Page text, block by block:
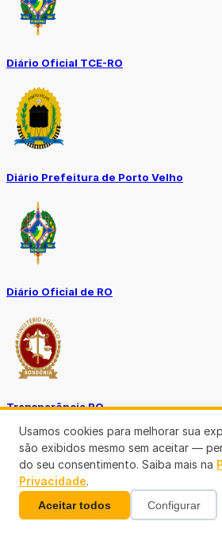
Diário Oficial TCE-RO
Diário Prefeitura de Porto Velho
Diário Oficial de RO
Transparência RO
Tô no Controle TCE-RO
Usamos cookies para melhorar sua
são exibidos mesmo sem aceitar —
do seu consentimento. Saiba mais na
Privacidade.
Aceitar todos Configurar